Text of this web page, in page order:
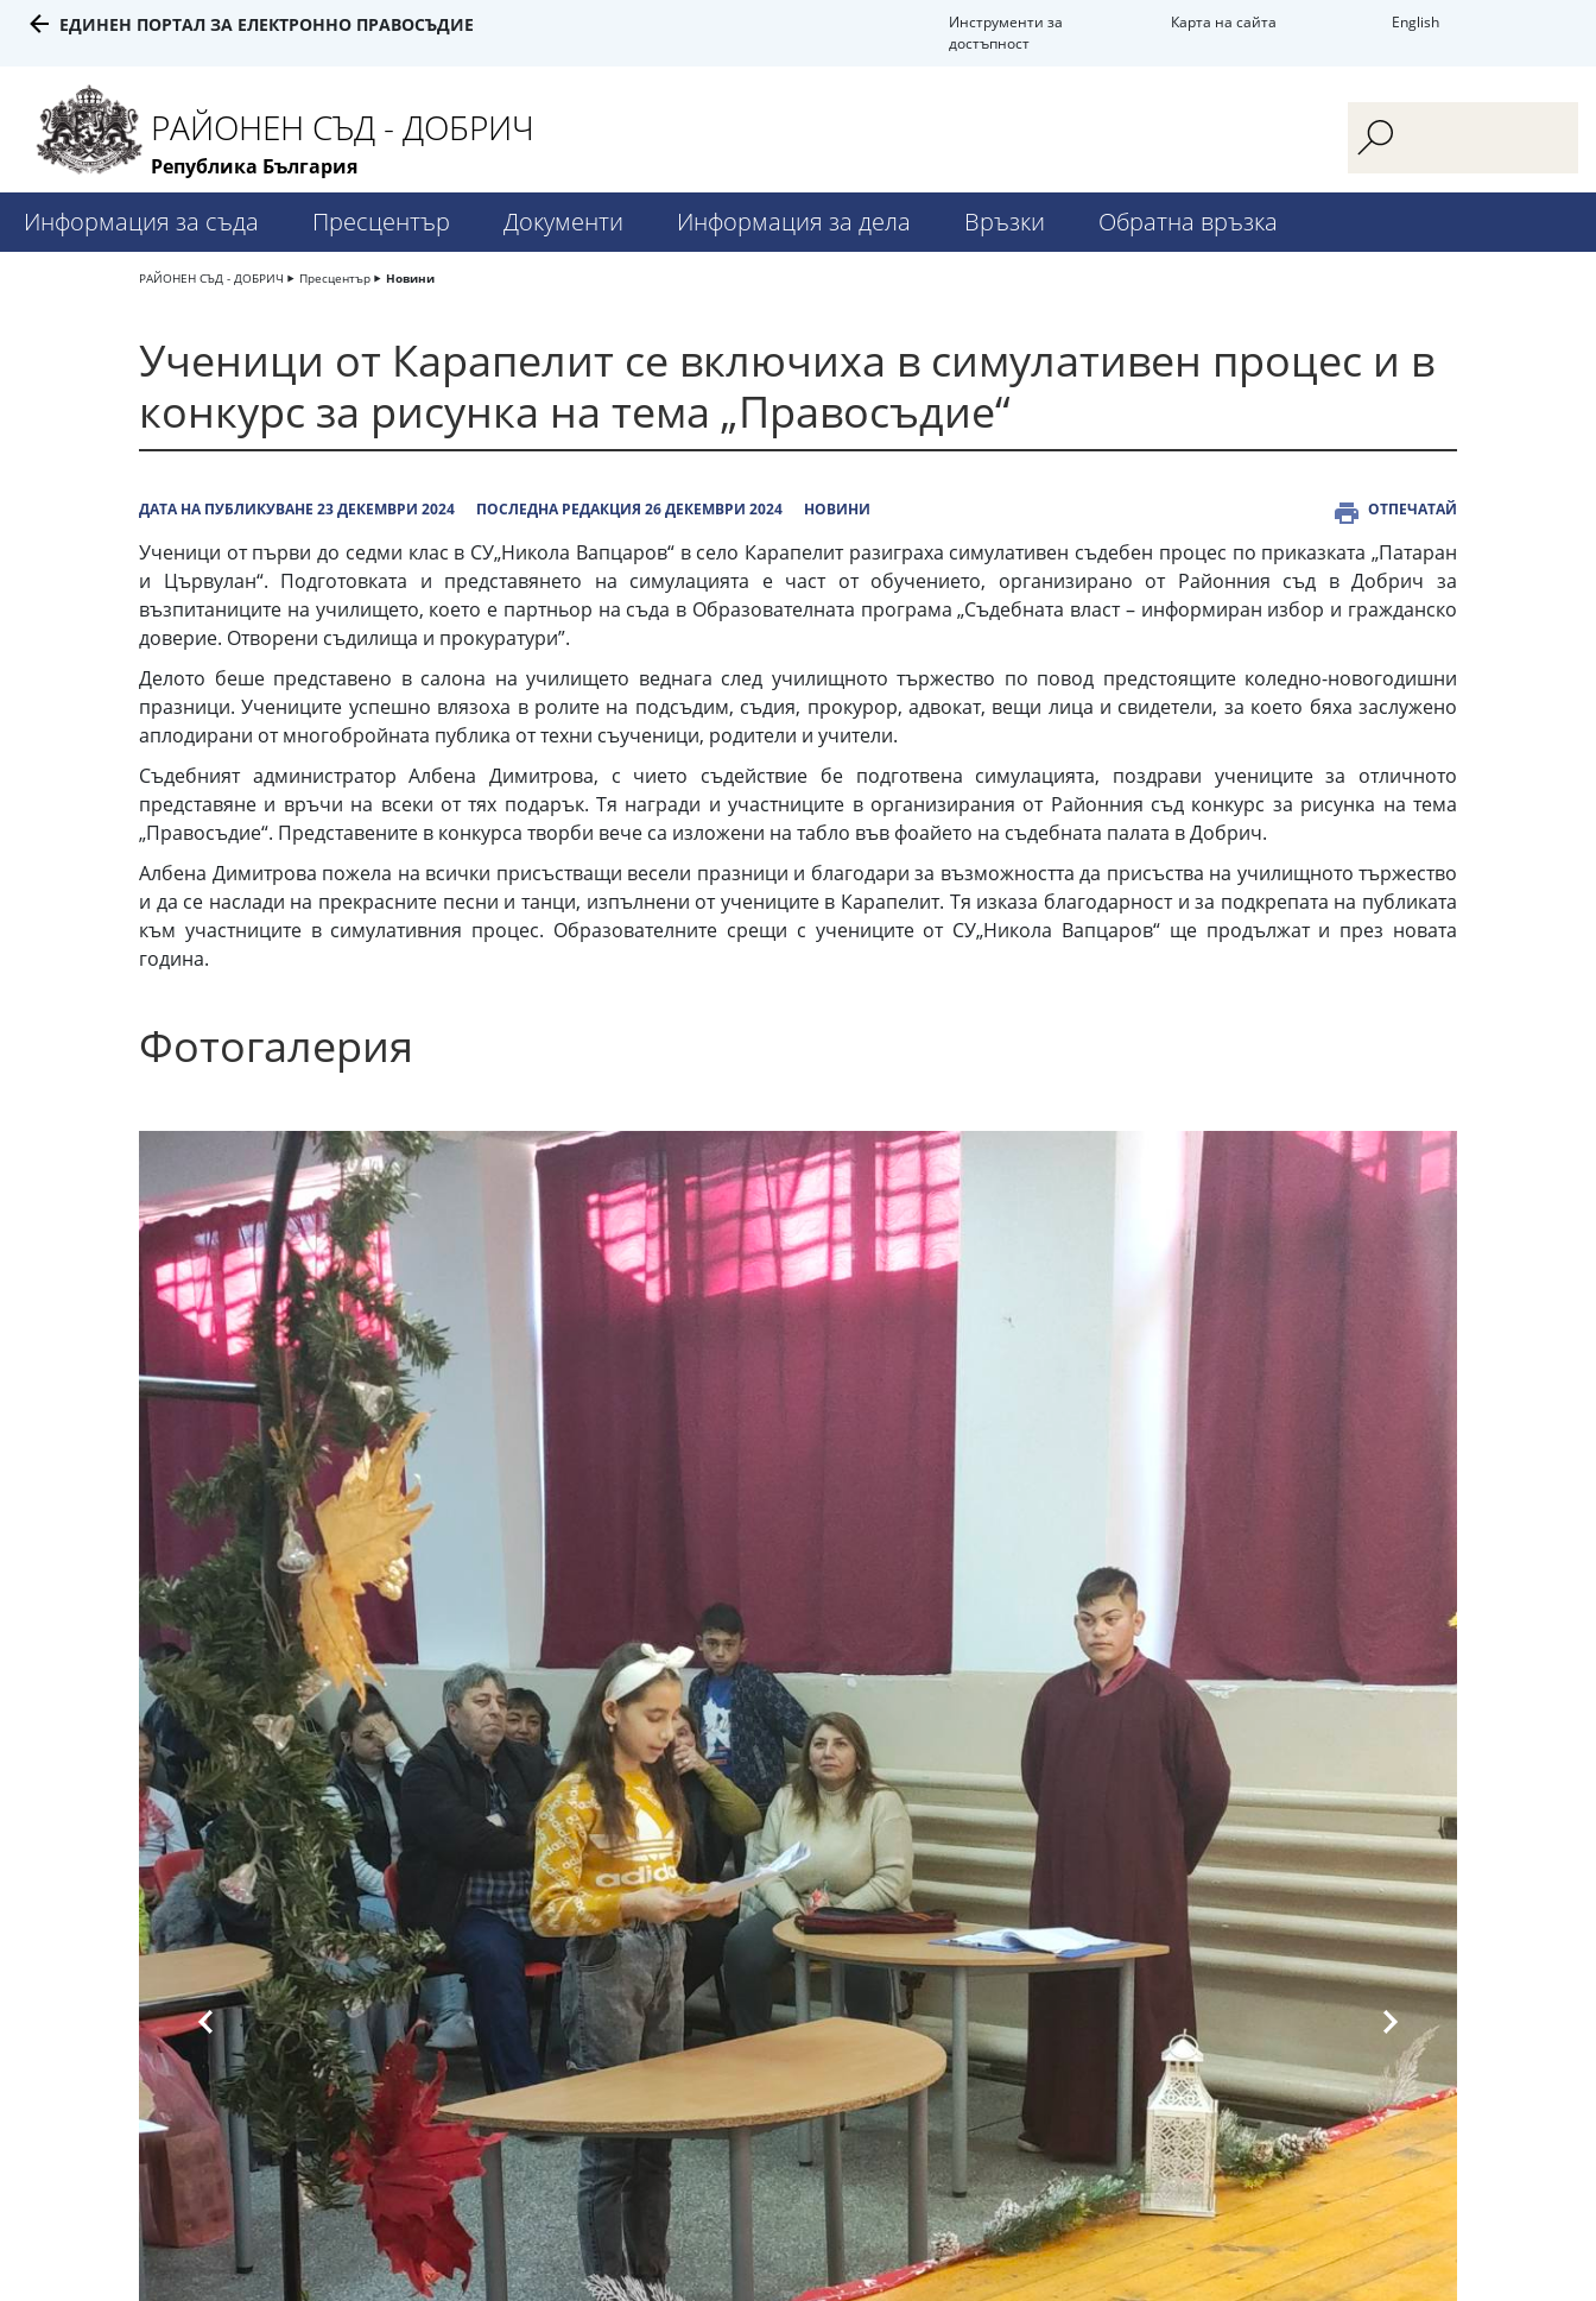
ЕДИНЕН ПОРТАЛ ЗА ЕЛЕКТРОННО ПРАВОСЪДИЕ
Инструменти за
достъпност
Карта на сайта English
РАЙОНЕН СЪД - ДОБРИЧ
Република България
Информация за съда Пресцентър Документи Информация за дела Връзки Обратна връзка
РАЙОНЕН СЪД - ДОБРИЧ Пресцентър Новини
Ученици от Карапелит се включиха в симулативен процес и в
конкурс за рисунка на тема „Правосъдие“
ДАТА НА ПУБЛИКУВАНЕ 23 ДЕКЕМВРИ 2024 ПОСЛЕДНА РЕДАКЦИЯ 26 ДЕКЕМВРИ 2024 НОВИНИ ОТПЕЧАТАЙ
Ученици от първи до седми клас в СУ„Никола Вапцаров“ в село Карапелит разиграха симулативен съдебен процес по приказката „Патаран
и Цървулан“. Подготовката и представянето на симулацията е част от обучението, организирано от Районния съд в Добрич за
възпитаниците на училището, което е партньор на съда в Образователната програма „Съдебната власт – информиран избор и гражданско
доверие. Отворени съдилища и прокуратури”.
Делото беше представено в салона на училището веднага след училищното тържество по повод предстоящите коледно-новогодишни
празници. Учениците успешно влязоха в ролите на подсъдим, съдия, прокурор, адвокат, вещи лица и свидетели, за което бяха заслужено
аплодирани от многобройната публика от техни съученици, родители и учители.
Съдебният администратор Албена Димитрова, с чието съдействие бе подготвена симулацията, поздрави учениците за отличното
представяне и връчи на всеки от тях подарък. Тя награди и участниците в организирания от Районния съд конкурс за рисунка на тема
„Правосъдие“. Представените в конкурса творби вече са изложени на табло във фоайето на съдебната палата в Добрич.
Албена Димитрова пожела на всички присъстващи весели празници и благодари за възможността да присъства на училищното тържество
и да се наслади на прекрасните песни и танци, изпълнени от учениците в Карапелит. Тя изказа благодарност и за подкрепата на публиката
към участниците в симулативния процес. Образователните срещи с учениците от СУ„Никола Вапцаров“ ще продължат и през новата
година.
Фотогалерия